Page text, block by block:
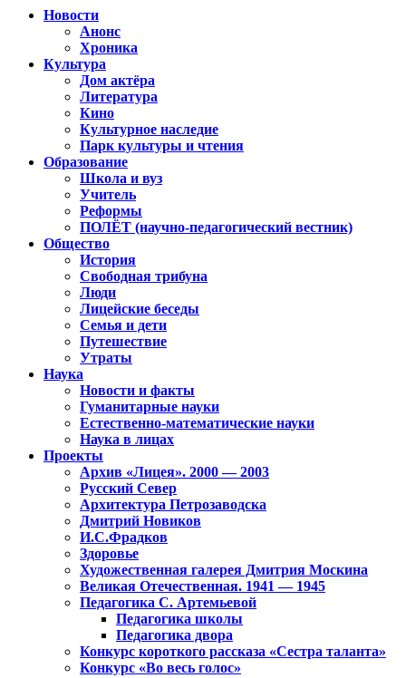
Новости
Анонс
Хроника
Культура
Дом актёра
Литература
Кино
Культурное наследие
Парк культуры и чтения
Образование
Школа и вуз
Учитель
Реформы
ПОЛЁТ (научно-педагогический вестник)
Общество
История
Свободная трибуна
Люди
Лицейские беседы
Семья и дети
Путешествие
Утраты
Наука
Новости и факты
Гуманитарные науки
Естественно-математические науки
Наука в лицах
Проекты
Архив «Лицея». 2000 — 2003
Русский Север
Архитектура Петрозаводска
Дмитрий Новиков
И.С.Фрадков
Здоровье
Художественная галерея Дмитрия Москина
Великая Отечественная. 1941 — 1945
Педагогика С. Артемьевой
Педагогика школы
Педагогика двора
Конкурс короткого рассказа «Сестра таланта»
Конкурс «Во весь голос»